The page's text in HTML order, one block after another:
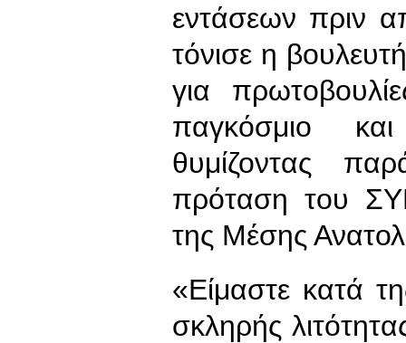
εντάσεων πριν
τόνισε η
για
παγκόσμιο
θυμίζοντας
πρόταση του
της Μέσης
«Είμαστε κατά
σκληρής